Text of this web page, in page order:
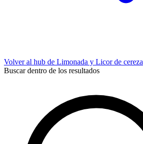
Volver al hub de Limonada y Licor de cereza
Buscar dentro de los resultados